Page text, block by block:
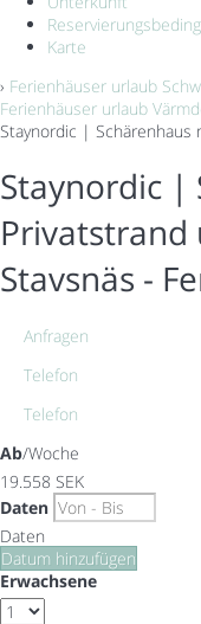
Karte
› Ferienhäuser urlaub
Ferienhäuser urlaub
Staynordic | Schärenhaus
Staynordic |
Privatstrand
Stavsnäs -
Anfragen
Telefon
Telefon
Ab/Woche
19.558 SEK
Daten
Daten
Datum hinzufügen
Erwachsene